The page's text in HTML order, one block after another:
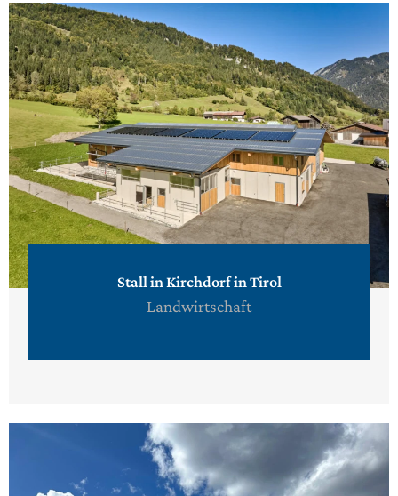
Stall in Kirchdorf in Tirol
Landwirtschaft